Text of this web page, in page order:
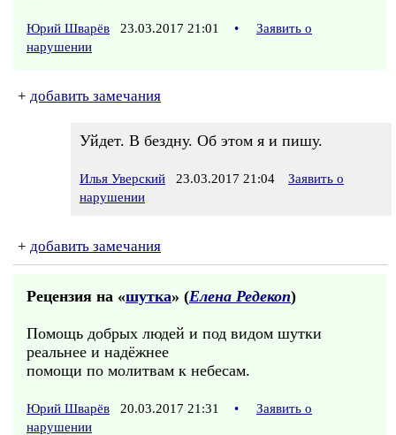
Юрий Шварёв 23.03.2017 21:01 •
Заявить о
нарушении
+ добавить замечания
Уйдет. В бездну. Об этом я и пишу.
Илья Уверский 23.03.2017 21:04
Заявить о
нарушении
+ добавить замечания
Рецензия на «шутка» (Елена Редекоп)
Помощь добрых людей и под видом шутки
реальнее и надёжнее
помощи по молитвам к небесам.
Юрий Шварёв 20.03.2017 21:31 •
Заявить о
нарушении